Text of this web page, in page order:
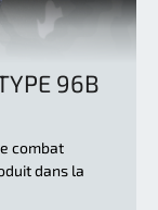
96B
combat
dans la